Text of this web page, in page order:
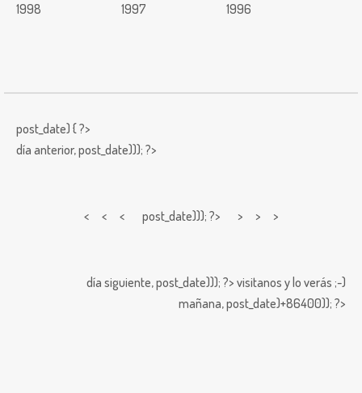
1998 1997 1996
post_date) { ?>
día anterior,post_date))); ?>
< < < post_date))); ?> > > >
día siguiente,post_date))); ?> visitanos y lo verás ;-)
mañana,post_date)+86400)); ?>